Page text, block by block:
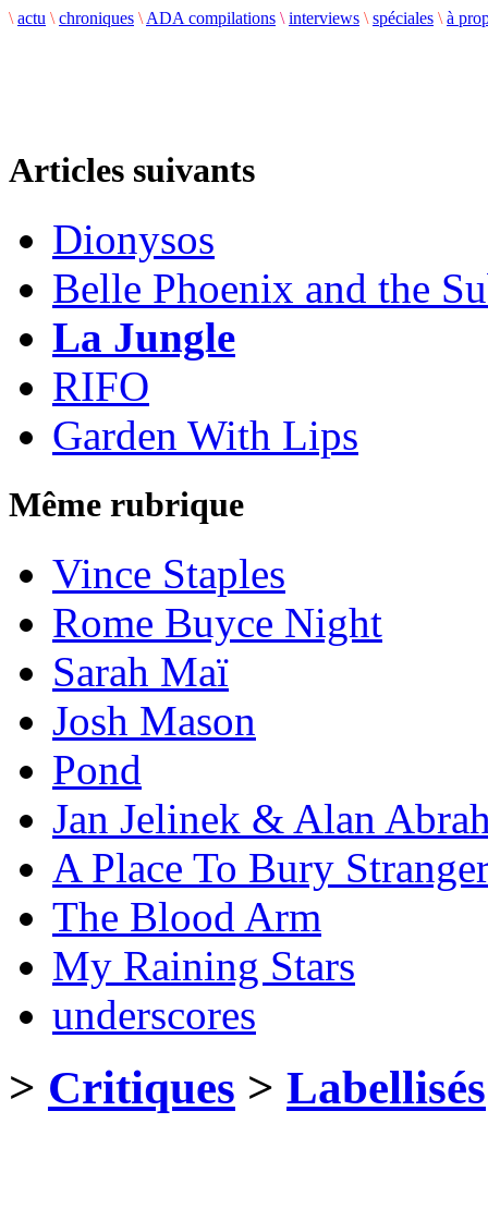
\ actu \ chroniques \ ADA compilations \ interviews \ spéciales \ à
Articles suivants
Dionysos
Belle Phoenix and the
La Jungle
RIFO
Garden With Lips
Même rubrique
Vince Staples
Rome Buyce Night
Sarah Maï
Josh Mason
Pond
Jan Jelinek & Alan
A Place To Bury
The Blood Arm
My Raining Stars
underscores
> Critiques > Labellisés